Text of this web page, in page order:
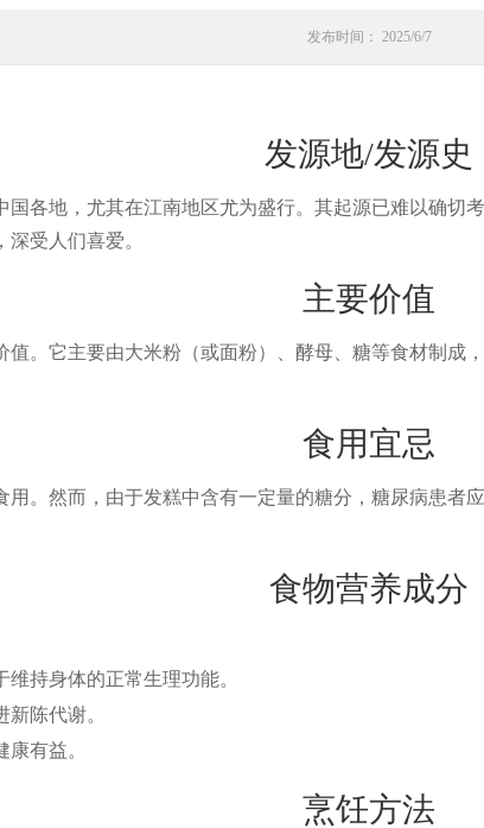
发布时间： 2025/6/7
发源地/发源史
各地，尤其在江南地区尤为盛行。其起源已难以确
受人们喜爱。
主要价值
。它主要由大米粉（或面粉）、酵母、糖等食材制
食用宜忌
。然而，由于发糕中含有一定量的糖分，糖尿病患
食物营养成分
持身体的正常生理功能。
陈代谢。
有益。
烹饪方法